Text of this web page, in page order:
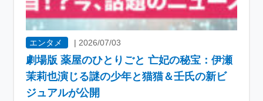
エンタメ | 2026/07/03
劇場版 薬屋のひとりごと 亡妃の秘宝：伊瀬
茉莉也演じる謎の少年と猫猫＆壬氏の新ビ
ジュアルが公開